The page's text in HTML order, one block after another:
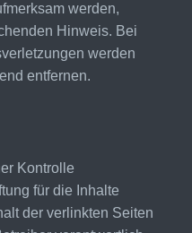
werden,
Hinweis. Bei
werden
entfernen.
Kontrolle
für die Inhalte
der verlinkten Seiten